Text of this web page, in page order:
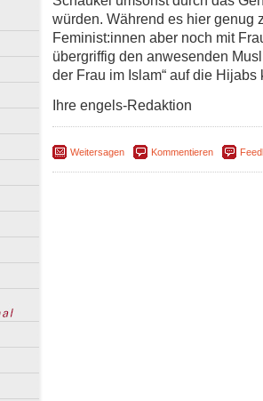
würden. Während es hier genug
Feminist:innen aber noch mit
übergriffig den anwesenden
der Frau im Islam“ auf die
Ihre engels-Redaktion
Weitersagen Kommentieren